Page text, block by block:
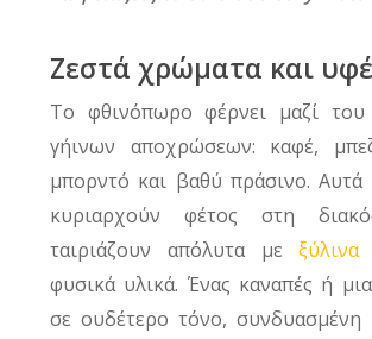
Ζεστά χρώματα και
Το φθινόπωρο φέρνει μαζί του
γήινων αποχρώσεων: καφέ,
μπορντό και βαθύ πράσινο.
κυριαρχούν φέτος στη
ταιριάζουν απόλυτα μεξύλινα
φυσικά υλικά. Ένας καναπές ή
σε ουδέτερο τόνο, συνδυασμένη